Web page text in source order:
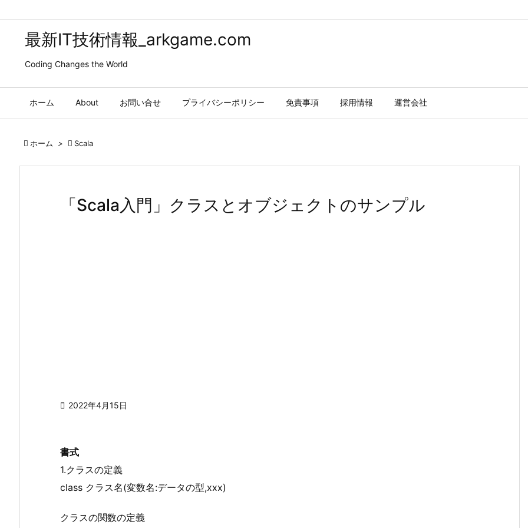
最新IT技術情報_arkgame.com
Coding Changes the World
ホーム About お問い合せ プライバシーポリシー 免責事項 採用情報 運営会社
 ホーム >  Scala
「Scala入門」クラスとオブジェクトのサンプル
 2022年4月15日
書式
1.クラスの定義
class クラス名(変数名:データの型,xxx)
クラスの関数の定義